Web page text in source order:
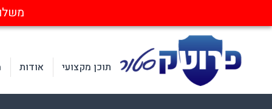
משלוחים
תוכן מקצועי אודות